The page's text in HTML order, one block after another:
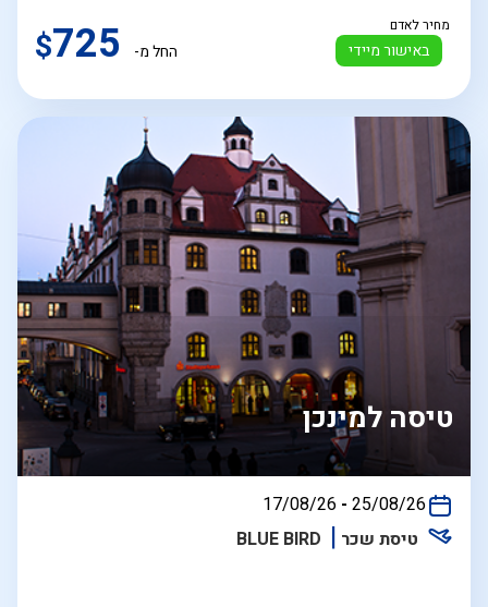
באישור מיידי
מחיר לאדם
החל מ- $725
טיסה למינכן
בין
התאריכים,
17/08/26 - 25/08/26
טיסת שכר
BLUE BIRD